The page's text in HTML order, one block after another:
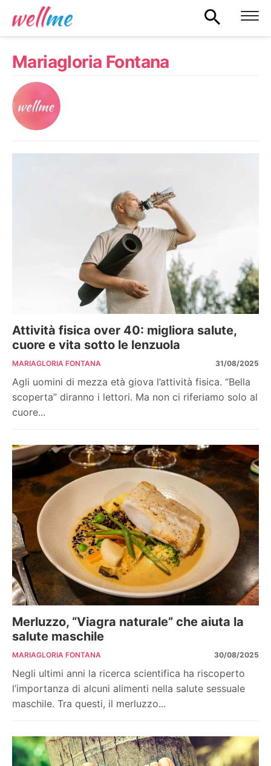
Mariagloria Fontana
Attività fisica over 40: migliora salute,
cuore e vita sotto le lenzuola
MARIAGLORIA FONTANA 31/08/2025
Agli uomini di mezza età giova l’attività fisica. “Bella
scoperta” diranno i lettori. Ma non ci riferiamo solo al
cuore...
Merluzzo, “Viagra naturale” che aiuta la
salute maschile
MARIAGLORIA FONTANA 30/08/2025
Negli ultimi anni la ricerca scientifica ha riscoperto
l’importanza di alcuni alimenti nella salute sessuale
maschile. Tra questi, il merluzzo...